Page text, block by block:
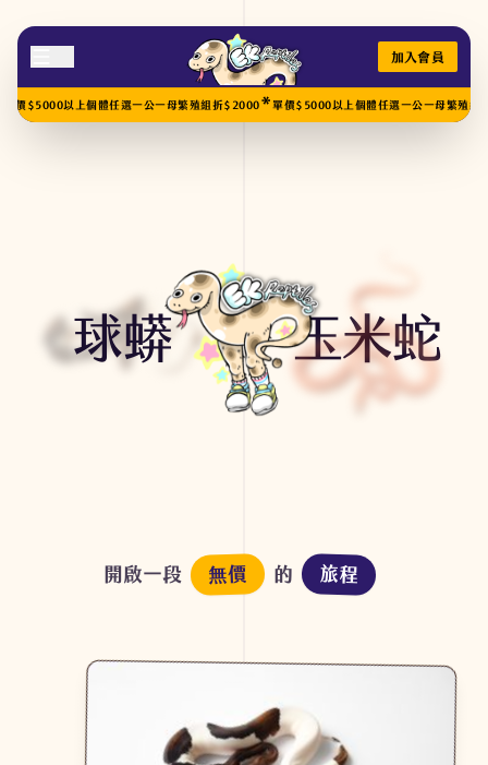
加入會員
以上個體任選一公一母繁殖組折$2000*單價$5000以上個體任選一公一母繁殖組折
球蟒 玉米蛇
開啟一段 無價 的 旅程